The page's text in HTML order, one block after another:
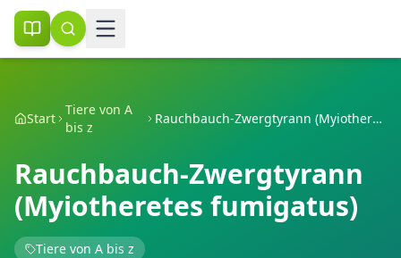
Start
Tiere von A
bis z
Rauchbauch-Zwergtyrann (Myiotheretes fumigatus)
Rauchbauch-Zwergtyrann
(Myiotheretes fumigatus)
Tiere von A bis z